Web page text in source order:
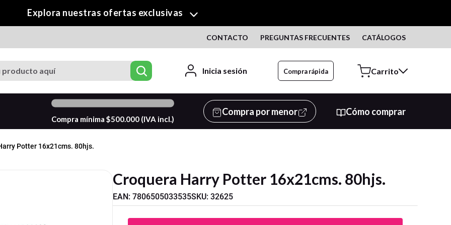
¡Descubre nuestra colección de Crafty!
CONTACTO PREGUNTAS FRECUENTES CATÁLOGOS
aquí
Inicia sesión Compra rápida
Compra mínima $500.000(IVA incl.)
Compra por menor Cómo comprar
Potter 16x21cms. 80hjs.
Croquera Harry Potter 16x21cms. 80hjs.
EAN: 7806505033535SKU: 32625